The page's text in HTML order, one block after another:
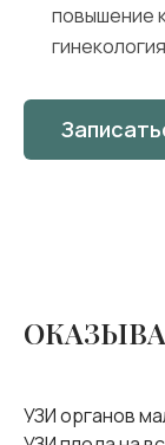
повышение
УЗИ органов